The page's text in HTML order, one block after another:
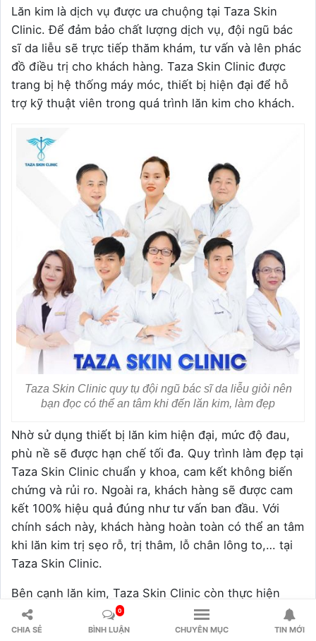
Lăn kim là dịch vụ được ưa chuộng tại Taza Skin
Clinic. Để đảm bảo chất lượng dịch vụ, đội ngũ bác
sĩ da liễu sẽ trực tiếp thăm khám, tư vấn và lên phác
đồ điều trị cho khách hàng. Taza Skin Clinic được
trang bị hệ thống máy móc, thiết bị hiện đại để hỗ
trợ kỹ thuật viên trong quá trình lăn kim cho khách.
Taza Skin Clinic quy tụ đội ngũ bác sĩ da liễu giỏi nên
bạn đọc có thể an tâm khi đến lăn kim, làm đẹp
Nhờ sử dụng thiết bị lăn kim hiện đại, mức độ đau,
phù nề sẽ được hạn chế tối đa. Quy trình làm đẹp tại
Taza Skin Clinic chuẩn y khoa, cam kết không biến
chứng và rủi ro. Ngoài ra, khách hàng sẽ được cam
kết 100% hiệu quả đúng như tư vấn ban đầu. Với
chính sách này, khách hàng hoàn toàn có thể an tâm
khi lăn kim trị sẹo rỗ, trị thâm, lỗ chân lông to,… tại
Taza Skin Clinic.
Bên cạnh lăn kim, Taza Skin Clinic còn thực hiện
nhiều phương pháp làm đẹp khác. Đối với những
trường hợp da có nhiều khuyết điểm, khách hàng sẽ
CHIA SẺ
0
BÌNH LUẬN CHUYÊN MỤC TIN MỚI